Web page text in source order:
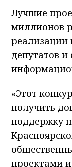
Лучшие
миллионов
реализации
депутатов
«Этот
получить
поддержку
проектами